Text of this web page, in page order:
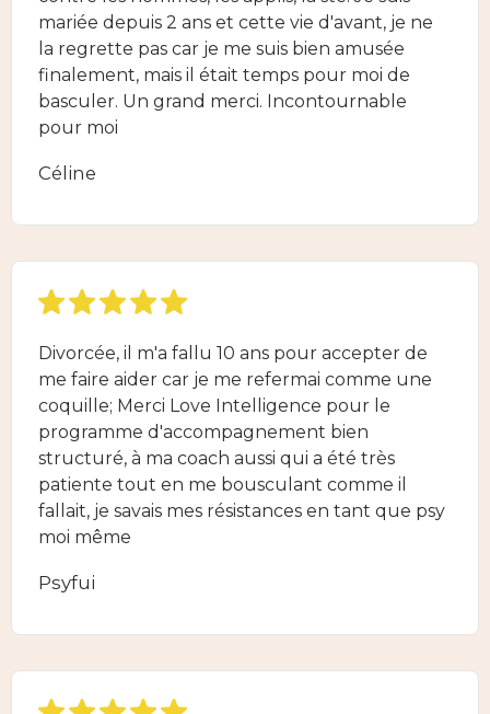
mariée depuis 2 ans et cette vie d'avant, je ne
la regrette pas car je me suis bien amusée
finalement, mais il était temps pour moi de
basculer. Un grand merci. Incontournable
pour moi
Céline
Divorcée, il m'a fallu 10 ans pour accepter de
me faire aider car je me refermai comme une
coquille; Merci Love Intelligence pour le
programme d'accompagnement bien
structuré, à ma coach aussi qui a été très
patiente tout en me bousculant comme il
fallait, je savais mes résistances en tant que psy
moi même
Psyfui